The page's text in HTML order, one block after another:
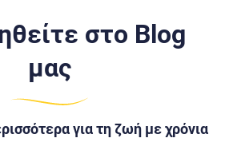
στο Blog
μας
για τη ζωή με χρόνια